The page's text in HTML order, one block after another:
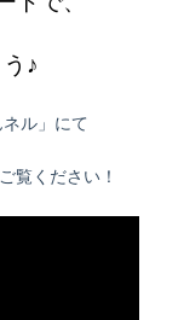
♪
ル」にて
覧ください！